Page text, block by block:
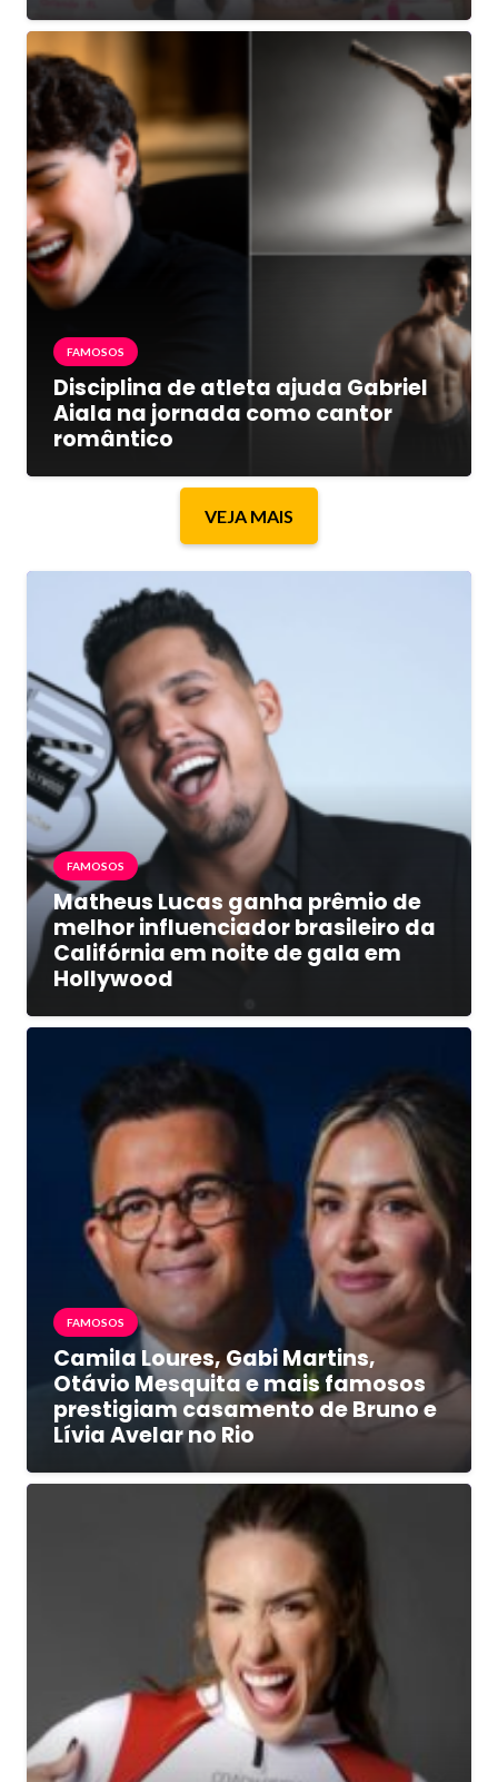
FAMOSOS
Disciplina de atleta ajuda Gabriel
Aiala na jornada como cantor
romântico
VEJA MAIS
FAMOSOS
Matheus Lucas ganha prêmio de
melhor influenciador brasileiro da
Califórnia em noite de gala em
Hollywood
FAMOSOS
Camila Loures, Gabi Martins,
Otávio Mesquita e mais famosos
prestigiam casamento de Bruno e
Lívia Avelar no Rio